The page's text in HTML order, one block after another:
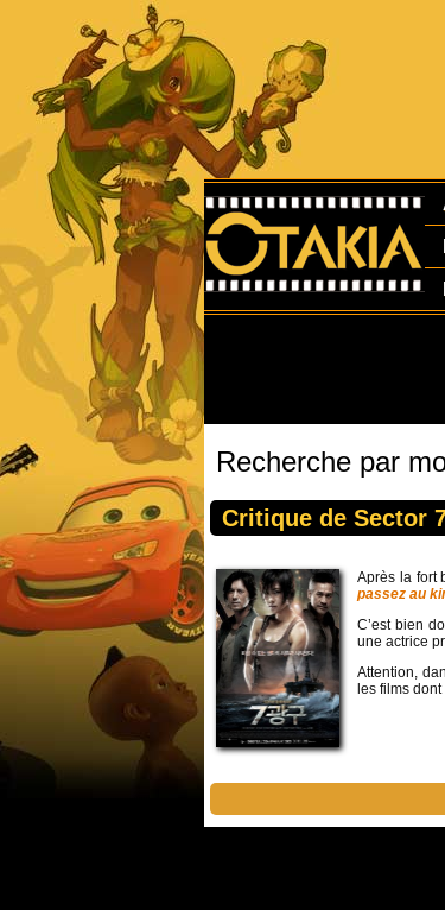
Recherche par
Critique de Sector
Après la fort
passez au
C’est bien
une actrice
Attention,
les films